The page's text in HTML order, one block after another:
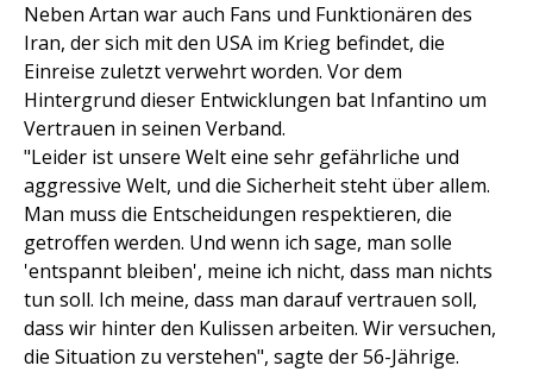
Neben Artan war auch Fans und Funktionären des
Iran, der sich mit den USA im Krieg befindet, die
Einreise zuletzt verwehrt worden. Vor dem
Hintergrund dieser Entwicklungen bat Infantino um
Vertrauen in seinen Verband.
"Leider ist unsere Welt eine sehr gefährliche und
aggressive Welt, und die Sicherheit steht über allem.
Man muss die Entscheidungen respektieren, die
getroffen werden. Und wenn ich sage, man solle
'entspannt bleiben', meine ich nicht, dass man nichts
tun soll. Ich meine, dass man darauf vertrauen soll,
dass wir hinter den Kulissen arbeiten. Wir versuchen,
die Situation zu verstehen", sagte der 56-Jährige.